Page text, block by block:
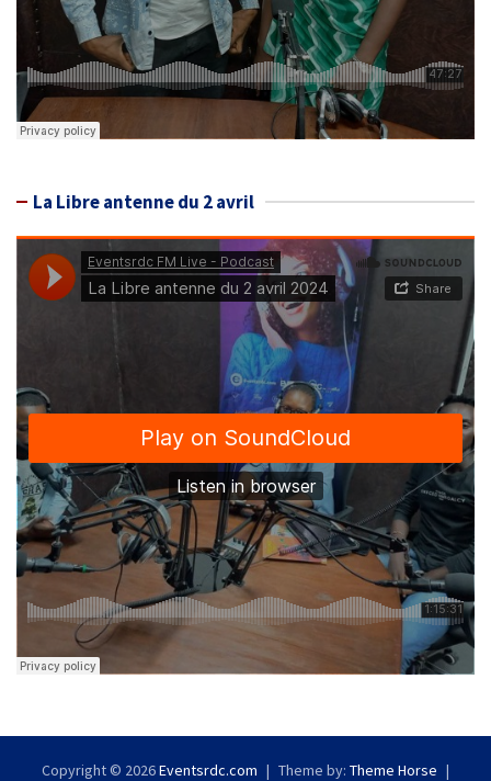
La Libre antenne du 2 avril
Copyright © 2026Eventsrdc.com Theme by: Theme Horse